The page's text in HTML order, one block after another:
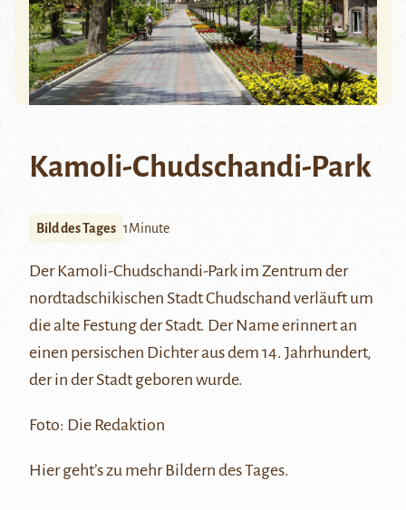
Kamoli-Chudschandi-Park
Bild des Tages 1Minute
Der Kamoli-Chudschandi-Park im Zentrum der
nordtadschikischen StadtChudschandverläuft um
die alte Festung der Stadt. Der Name erinnert an
einen persischen Dichter aus dem 14. Jahrhundert,
der in der Stadt geboren wurde.
Foto: Die Redaktion
Hiergeht’s zu mehr Bildern des Tages.